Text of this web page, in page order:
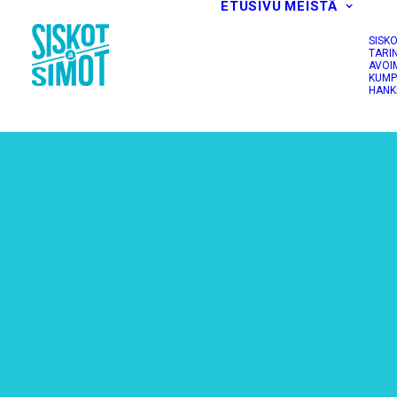
ETUSIVU MEISTÄ